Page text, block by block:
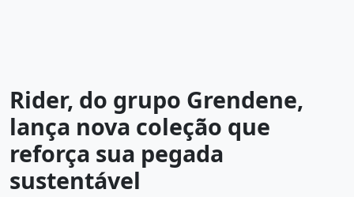
Rider, do grupo Grendene,
lança nova coleção que
reforça sua pegada
sustentável